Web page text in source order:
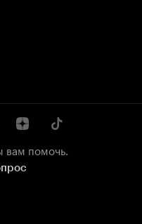
вам помочь.